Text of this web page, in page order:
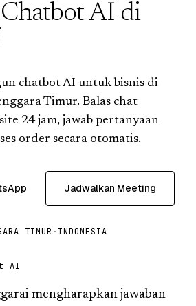
AI di
chatbot AI untuk bisnis di
Timur. Balas chat
24 jam, jawab pertanyaan
order secara otomatis.
Jadwalkan Meeting
TIMUR · INDONESIA
AI
mengharapkan jawaban